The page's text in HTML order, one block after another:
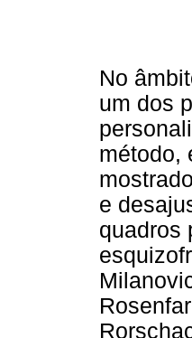
No
um dos
método,
e
quadros